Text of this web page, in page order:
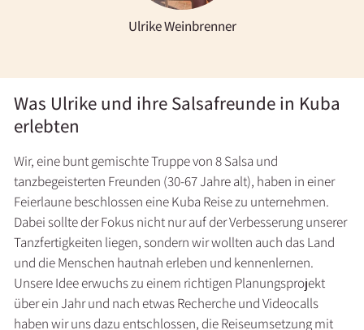
Ulrike Weinbrenner
Was Ulrike und ihre Salsafreunde in Kuba
erlebten
Wir, eine bunt gemischte Truppe von 8 Salsa und
tanzbegeisterten Freunden (30-67 Jahre alt), haben in einer
Feierlaune beschlossen eine Kuba Reise zu unternehmen.
Dabei sollte der Fokus nicht nur auf der Verbesserung unserer
Tanzfertigkeiten liegen, sondern wir wollten auch das Land
und die Menschen hautnah erleben und kennenlernen.
Unsere Idee erwuchs zu einem richtigen Planungsprojekt
über ein Jahr und nach etwas Recherche und Videocalls
haben wir uns dazu entschlossen, die Reiseumsetzung mit